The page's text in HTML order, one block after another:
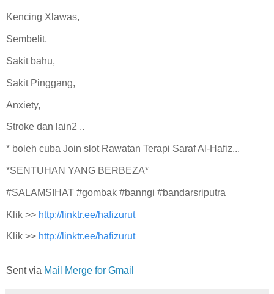
Kencing Xlawas,
Sembelit,
Sakit bahu,
Sakit Pinggang,
Anxiety,
Stroke dan lain2 ..
* boleh cuba Join slot Rawatan Terapi Saraf Al-Hafiz...
*SENTUHAN YANG BERBEZA*
#SALAMSIHAT #gombak #banngi #bandarsriputra
Klik >> http://linktr.ee/hafizurut
Klik >> http://linktr.ee/hafizurut
Sent via Mail Merge for Gmail